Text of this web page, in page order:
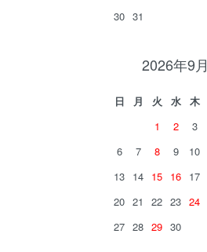
30 31
2026年9月
日 月 火 水 木
1
2 3
6
7 8 9 10
13 14 15 16 17
20 21 22 23 24
27 28 29 30